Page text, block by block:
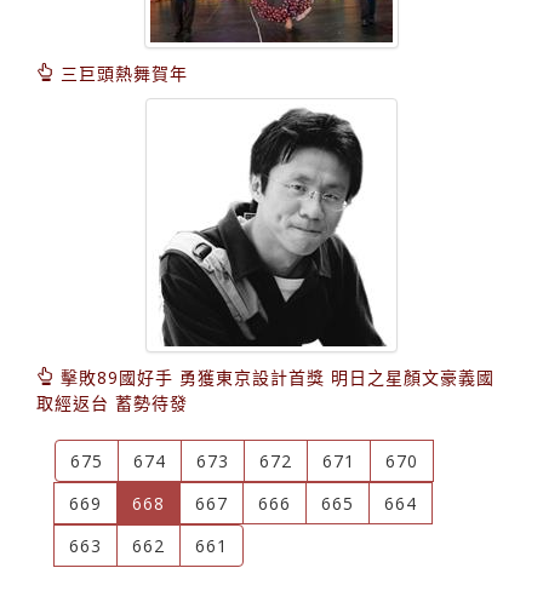
三巨頭熱舞賀年
擊敗89國好手 勇獲東京設計首獎 明日之星顏文豪義國
取經返台 蓄勢待發
675 674 673 672 671
670
669
668 (current)
667 666 665
664
663
662 661